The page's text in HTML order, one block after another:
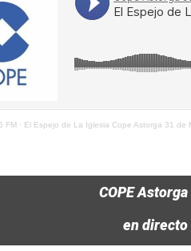
FM · El Espejo de La Iglesia Cope Astorga 31 de
COPE Astorga
en directo